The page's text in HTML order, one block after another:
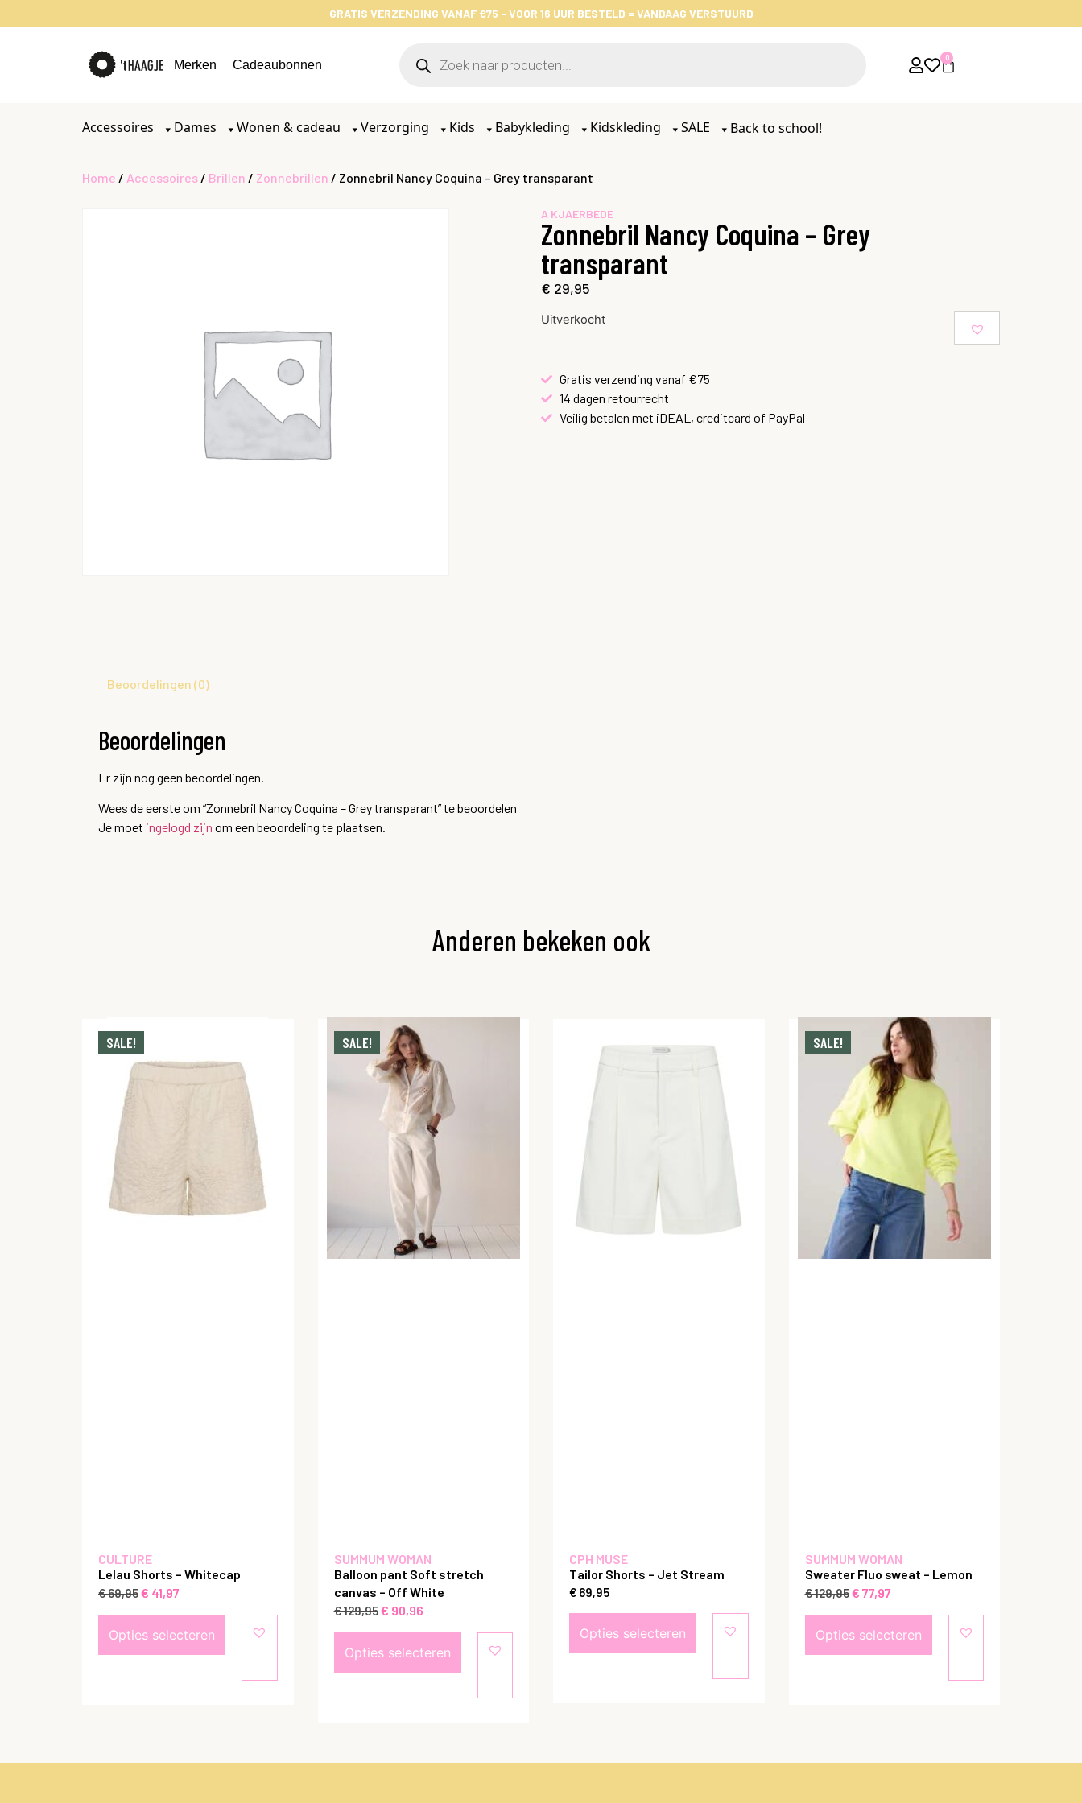
GRATIS VERZENDING VANAF €75 - VOOR 16 UUR BESTELD = VANDAAG VERSTUURD
Merken Cadeaubonnen
0
Accessoires Dames Wonen & cadeau Verzorging Kids Babykleding Kidskleding SALE Back to school!
Home / Accessoires / Brillen / Zonnebrillen / Zonnebril Nancy Coquina – Grey transparant
A KJAERBEDE
Zonnebril Nancy Coquina – Grey
transparant
€ 29,95
Uitverkocht
Gratis verzending vanaf €75
14 dagen retourrecht
Veilig betalen met iDEAL, creditcard of PayPal
Beoordelingen (0)
Beoordelingen
Er zijn nog geen beoordelingen.
Wees de eerste om “Zonnebril Nancy Coquina – Grey transparant” te beoordelen
Je moet ingelogd zijn om een beoordeling te plaatsen.
Anderen bekeken ook
SALE!
CULTURE
Lelau Shorts – Whitecap
€69,95€ 41,97
Opties selecteren
SALE!
SUMMUM WOMAN
Balloon pant Soft stretch
canvas – Off White
€129,95€ 90,96
Opties selecteren
CPH MUSE
Tailor Shorts – Jet Stream
€ 69,95
Opties selecteren
SALE!
SUMMUM WOMAN
Sweater Fluo sweat – Lemon
€129,95€ 77,97
Opties selecteren